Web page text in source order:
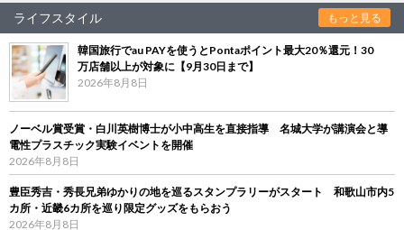
ライフスタイル もっと見る
韓国旅行でau PAYを使うとPontaポイント最大20％還元！30
万店舗以上が対象に【9月30日まで】
2026年8月8日
ノーベル賞受賞・白川英樹博士が小中高生を直接指導 名城大学が講演会と導
電性プラスチック実験イベントを開催
2026年8月8日
豊臣秀吉・秀長兄弟ゆかりの地を巡るスタンプラリーがスタート 和歌山市内5
カ所・近畿6カ所を巡り限定グッズをもらおう
2026年8月8日